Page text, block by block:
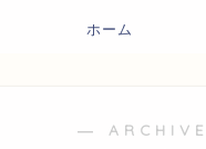
ホーム
―